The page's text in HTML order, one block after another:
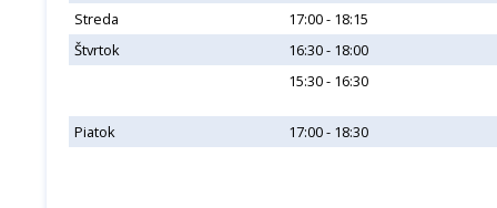
Streda
17:00 - 18:15
Štvrtok
16:30 - 18:00
15:30 - 16:30
Piatok 17:00 - 18:30